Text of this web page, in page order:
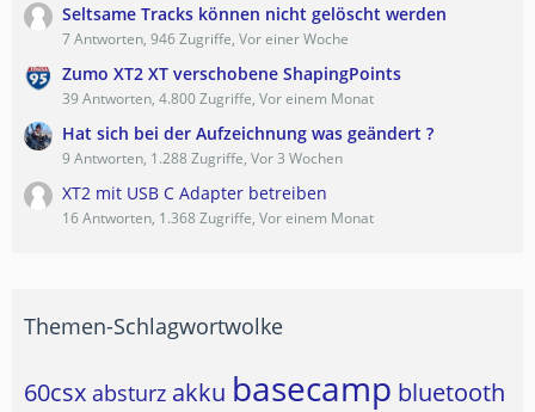
Seltsame Tracks können nicht gelöscht werden
7 Antworten, 946 Zugriffe, Vor einer Woche
Zumo XT2 XT verschobene ShapingPoints
39 Antworten, 4.800 Zugriffe, Vor einem Monat
Hat sich bei der Aufzeichnung was geändert ?
9 Antworten, 1.288 Zugriffe, Vor 3 Wochen
XT2 mit USB C Adapter betreiben
16 Antworten, 1.368 Zugriffe, Vor einem Monat
Themen-Schlagwortwolke
60csx absturz akku basecamp bluetooth